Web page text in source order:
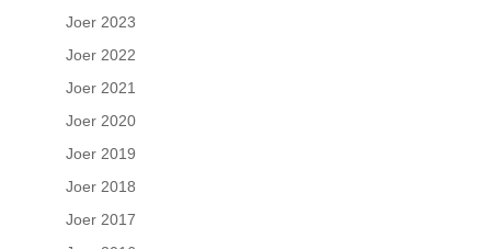
Joer 2023
Joer 2022
Joer 2021
Joer 2020
Joer 2019
Joer 2018
Joer 2017